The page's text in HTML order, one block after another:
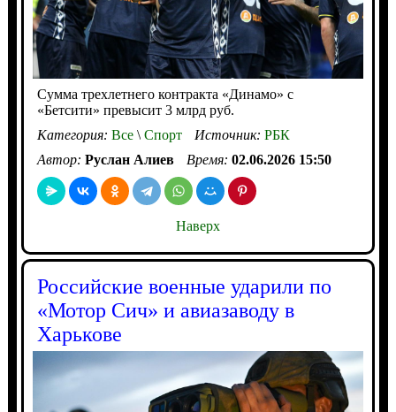
Cумма трехлетнего контракта «Динамо» с
«Бетсити» превысит 3 млрд руб.
Категория: Все\Спорт Источник: РБК
Автор: Руслан Алиев Время: 02.06.2026 15:50
Наверх
Российские военные ударили по
«Мотор Сич» и авиазаводу в
Харькове